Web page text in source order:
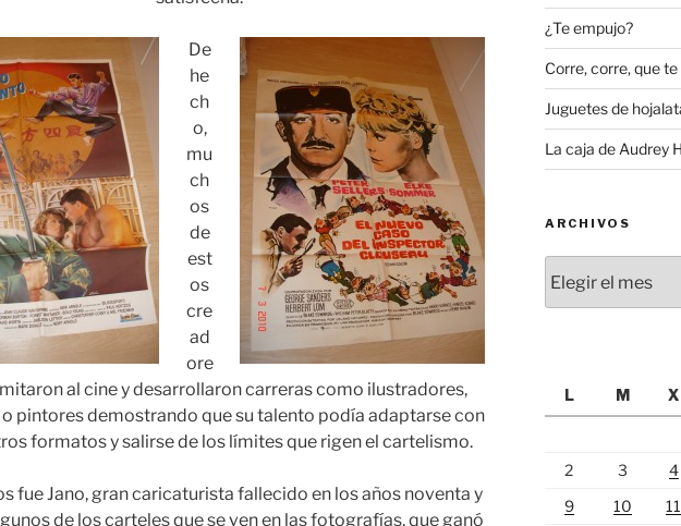
De
he
ch
o,
mu
ch
os
de
est
os
cre
ad
ore
al cine y desarrollaron carreras como ilustradores,
pintores demostrando que su talento podía adaptarse con
formatos y salirse de los límites que rigen el cartelismo.
fue Jano, gran caricaturista fallecido en los años noventa y
de los carteles que se ven en las fotografías, que ganó
¿Te empujo?
Corre, corre, que te
Juguetes de
La caja de Audrey
ARCHIVOS
L
M X
2
3 4
9
10 11